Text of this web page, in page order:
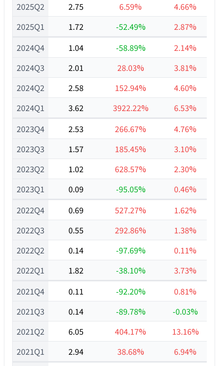
2025Q2
2025Q1
2024Q4
2024Q3
2024Q2
2024Q1
2023Q4
2023Q3
2023Q2
2023Q1
2022Q4
2022Q3
2022Q2
2022Q1
2021Q4
2021Q3
2021Q2
2021Q1
2.75
6.59%
4.66%
1.72
-52.49%
2.87%
1.04
-58.89%
2.14%
2.01
28.03%
3.81%
2.58
152.94%
4.60%
3.62
3922.22%
6.53%
2.53
266.67%
4.76%
1.57
185.45%
3.10%
1.02
628.57%
2.30%
0.09
-95.05%
0.46%
0.69
527.27%
1.62%
0.55
292.86%
1.38%
0.14
-97.69%
0.11%
1.82
-38.10%
3.73%
0.11
-92.20%
0.81%
0.14
-89.78%
-0.03%
6.05
404.17%
13.16%
2.94
38.68%
6.94%